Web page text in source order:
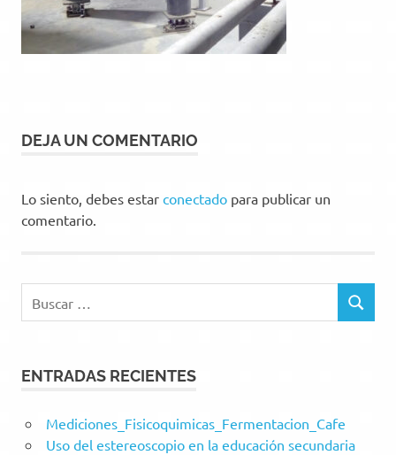
DEJA UN COMENTARIO
Lo siento, debes estar conectado para publicar un
comentario.
BUSCAR
ENTRADAS RECIENTES
Mediciones_Fisicoquimicas_Fermentacion_Cafe
Uso del estereoscopio en la educación secundaria